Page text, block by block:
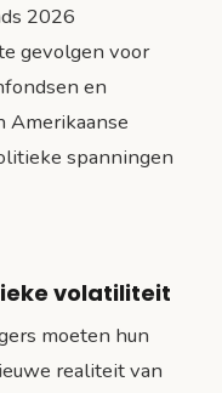
2026
gevolgen voor
en
Amerikaanse
spanningen
volatiliteit
moeten hun
realiteit van